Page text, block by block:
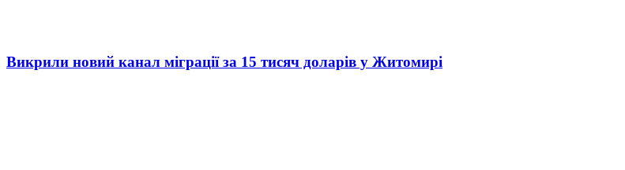
Викрили новий канал міграції за 15 тисяч доларів у Житомирі